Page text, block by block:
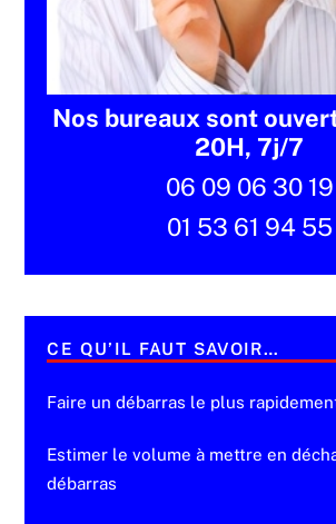
Nos bureaux sont
20H, 7j/7
06 09 06 30 19
01 53 61 94 55
CE QU’IL FAUT SAVOIR…
Faire un débarras le plus
Estimer le volume à mettre en
débarras